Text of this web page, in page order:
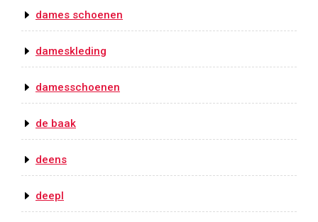
dames schoenen
dameskleding
damesschoenen
de baak
deens
deepl